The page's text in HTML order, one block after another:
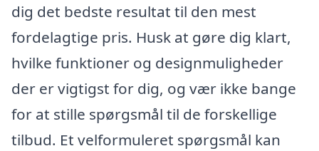
dig det bedste resultat til den mest
fordelagtige pris. Husk at gøre dig klart,
hvilke funktioner og designmuligheder
der er vigtigst for dig, og vær ikke bange
for at stille spørgsmål til de forskellige
tilbud. Et velformuleret spørgsmål kan